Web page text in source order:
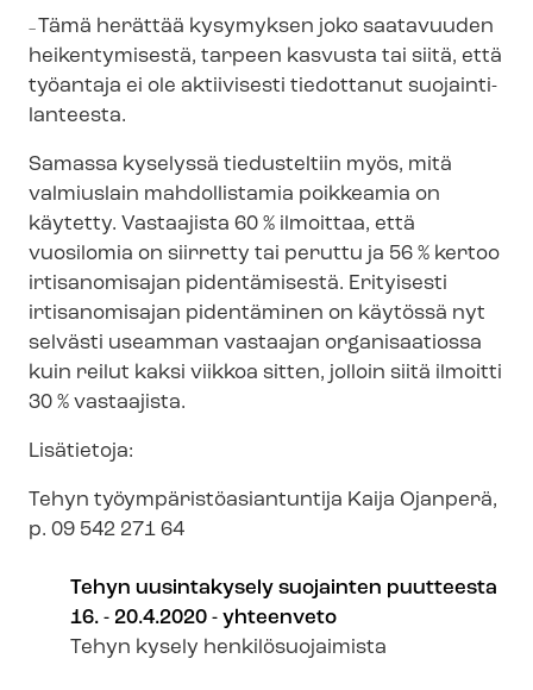
–Tämä herättää kysymyksen joko saatavuuden
heikentymisestä, tarpeen kasvusta tai siitä, että
työantaja ei ole aktiivisesti tiedottanut suo­jain­ti­
lan­tees­ta.
Samassa kyselyssä tiedusteltiin myös, mitä
valmiuslain mahdollistamia poikkeamia on
käytetty. Vastaajista 60 % ilmoittaa, että
vuosilomia on siirretty tai peruttu ja 56 % kertoo
irtisanomisajan pidentämisestä. Erityisesti
irtisanomisajan pidentäminen on käytössä nyt
selvästi useamman vastaajan organisaatiossa
kuin reilut kaksi viikkoa sitten, jolloin siitä ilmoitti
30 % vastaajista.
Lisätietoja:
Tehyn työym­pä­ris­tö­asian­tun­ti­ja Kaija Ojanperä,
p. 09 542 271 64
Tehyn uusintakysely suojainten puutteesta
16. - 20.4.2020 - yhteenveto
Tehyn kysely hen­ki­lö­suo­jai­mis­ta